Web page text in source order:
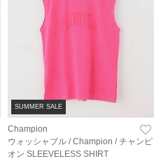
SUMMER SALE
Champion
ウォッシャブル / Champion / チャンピ
オン SLEEVELESS SHIRT